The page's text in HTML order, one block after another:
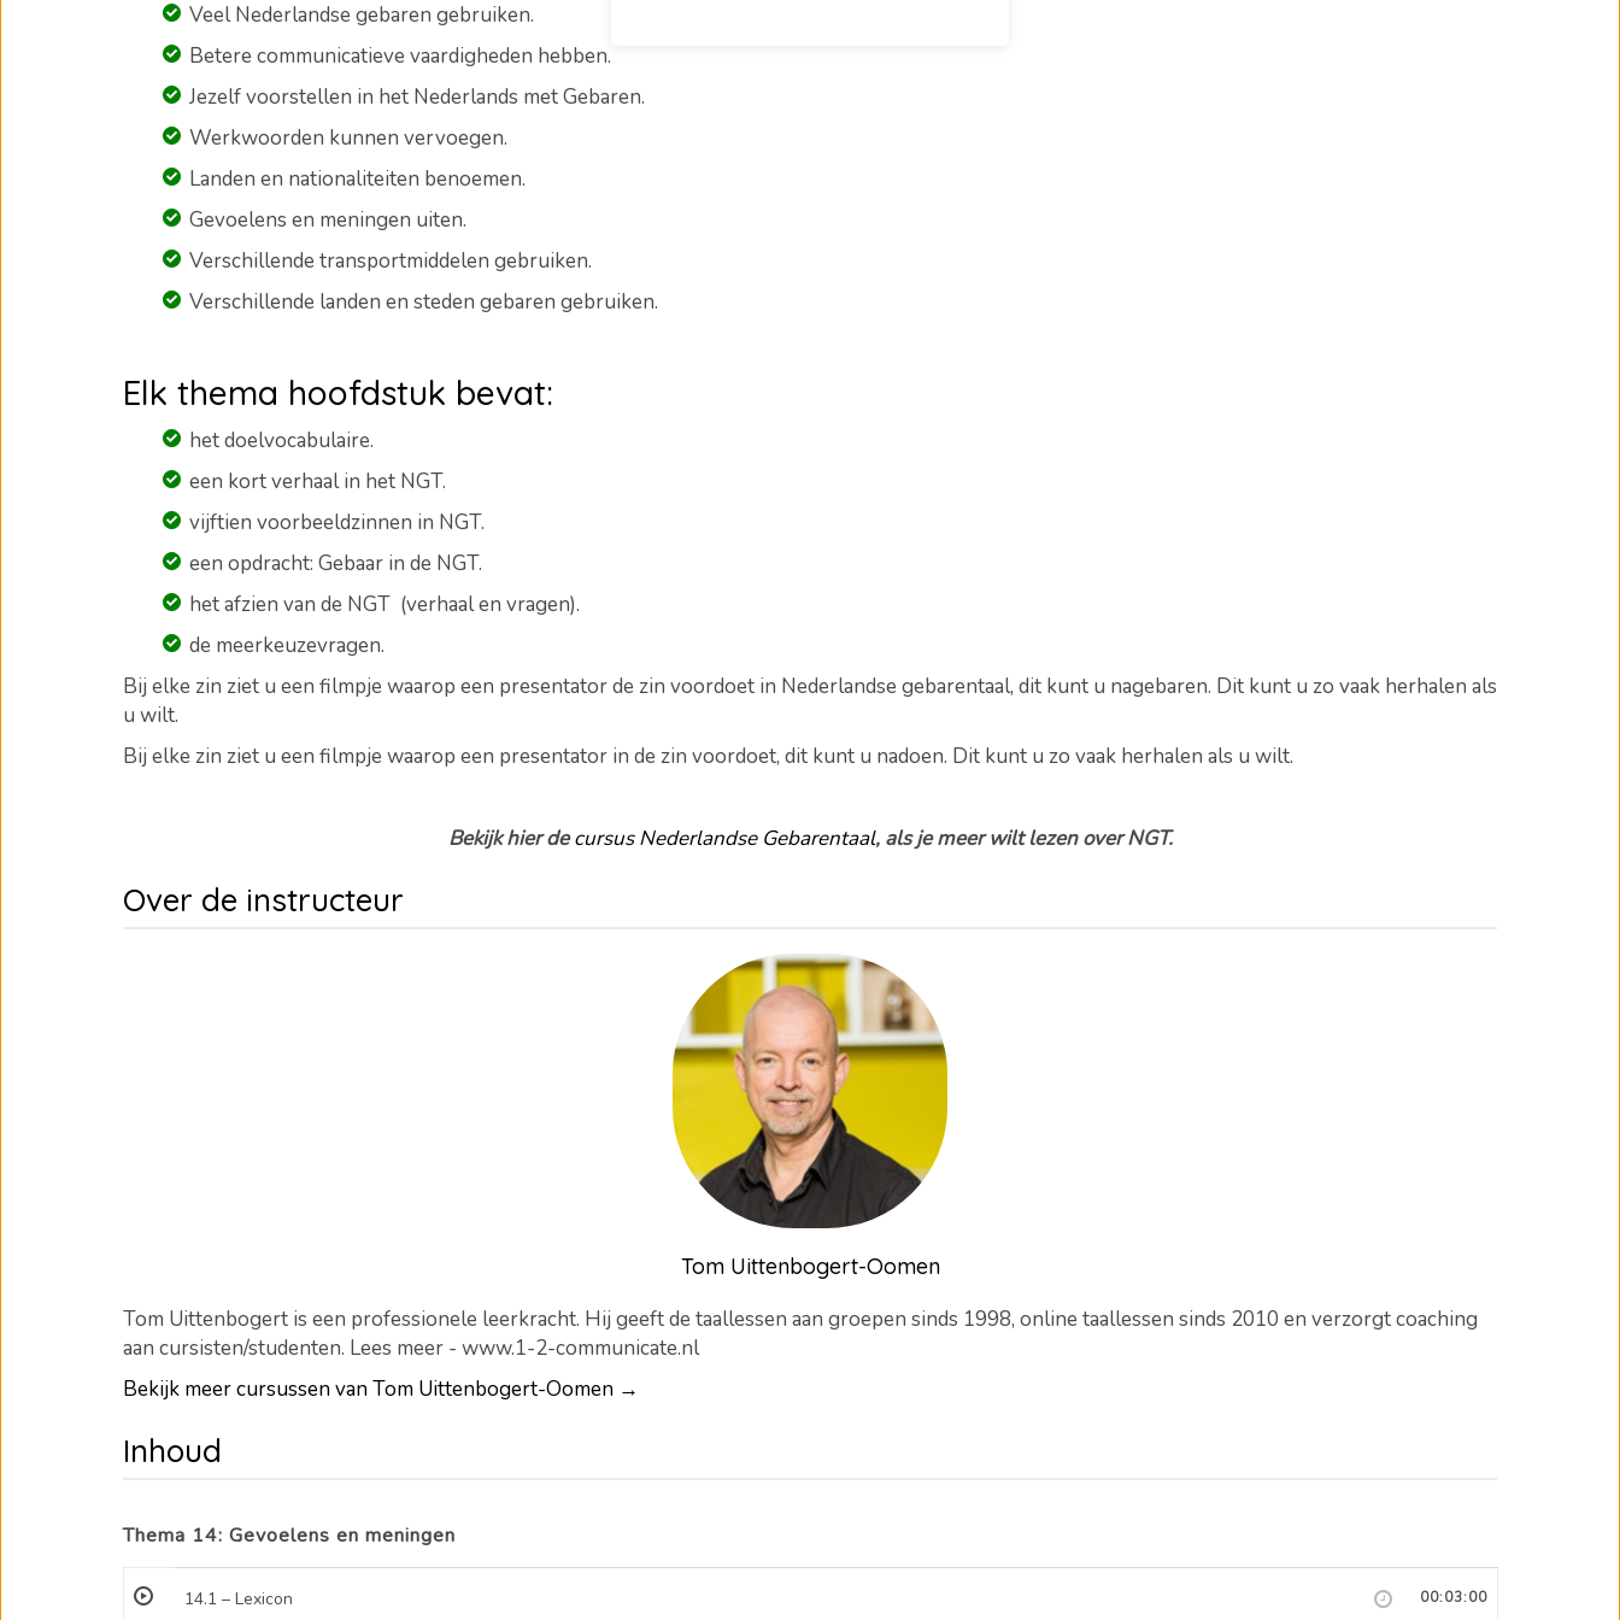
Veel Nederlandse gebaren gebruiken.
Betere communicatieve vaardigheden hebben.
Jezelf voorstellen in het Nederlands met Gebaren.
Werkwoorden kunnen vervoegen.
Landen en nationaliteiten benoemen.
Gevoelens en meningen uiten.
Verschillende transportmiddelen gebruiken.
Verschillende landen en steden gebaren gebruiken.
Elk thema hoofdstuk bevat:
het doelvocabulaire.
een kort verhaal in het NGT.
vijftien voorbeeldzinnen in NGT.
een opdracht: Gebaar in de NGT.
het afzien van de NGT (verhaal en vragen).
de meerkeuzevragen.
Bij elke zin ziet u een filmpje waarop een presentator de zin voordoet in Nederlandse gebarentaal, dit kunt u nagebaren. Dit kunt u zo vaak herhalen als
u wilt.
Bij elke zin ziet u een filmpje waarop een presentator in de zin voordoet, dit kunt u nadoen. Dit kunt u zo vaak herhalen als u wilt.
Bekijk hier decursus Nederlandse Gebarentaal, als je meer wilt lezen over NGT.
Over de instructeur
Tom Uittenbogert-Oomen
Tom Uittenbogert is een professionele leerkracht. Hij geeft de taallessen aan groepen sinds 1998, online taallessen sinds 2010 en verzorgt coaching
aan cursisten/studenten. Lees meer - www.1-2-communicate.nl
Bekijk meer cursussen van Tom Uittenbogert-Oomen →
Inhoud
Thema 14: Gevoelens en meningen
14.1 – Lexicon 00:03:00